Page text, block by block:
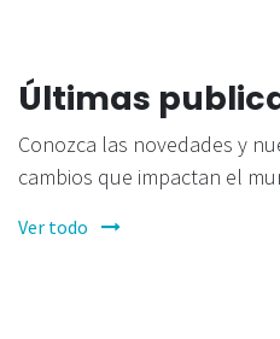
Últimas
Conozca las novedades y
cambios que impactan el
Ver todo